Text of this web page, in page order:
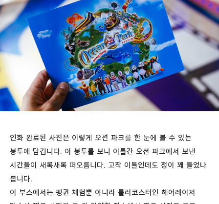
인화 완료된 사진은 이렇게 오션 파크를 한 눈에 볼 수 있는
봉투에 담깁니다. 이 봉투를 보니 이틀간 오션 파크에서 보낸
시간들이 새록새록 떠오릅니다. 고작 이틀인데도 정이 꽤 들었나
봅니다.
이 부스에서는 펭귄 체험뿐 아니라 롤러코스터인 헤어레이저